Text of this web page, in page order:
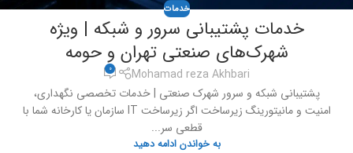
خدمات
خدمات پشتیبانی سرور و شبکه | ویژه
شهرک‌های صنعتی تهران و حومه
Mohamad reza Akhbari
0
پشتیبانی شبکه و سرور شهرک صنعتی | خدمات تخصصی نگهداری،
امنیت و مانیتورینگ زیرساخت اگر زیرساخت IT سازمان یا کارخانه شما با
قطعی سر...
به خواندن ادامه دهید